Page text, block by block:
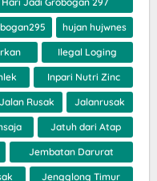
hujan hujwnes
Ilegal Loging
Inpari Nutri Zinc
Jalan Rusak Jalanrusak
Jatuh dari Atap
Jembatan Darurat
Jengglong Timur